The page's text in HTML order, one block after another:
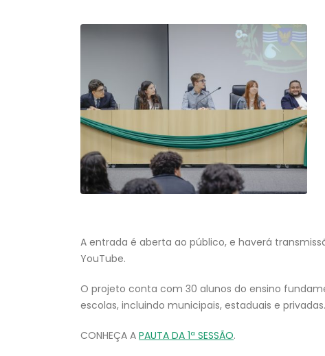
A entrada é aberta ao público, e haverá
YouTube.
O projeto conta com 30 alunos do ensino
escolas, incluindo municipais, estaduais e privadas.
CONHEÇA A PAUTA DA 1ª SESSÃO.